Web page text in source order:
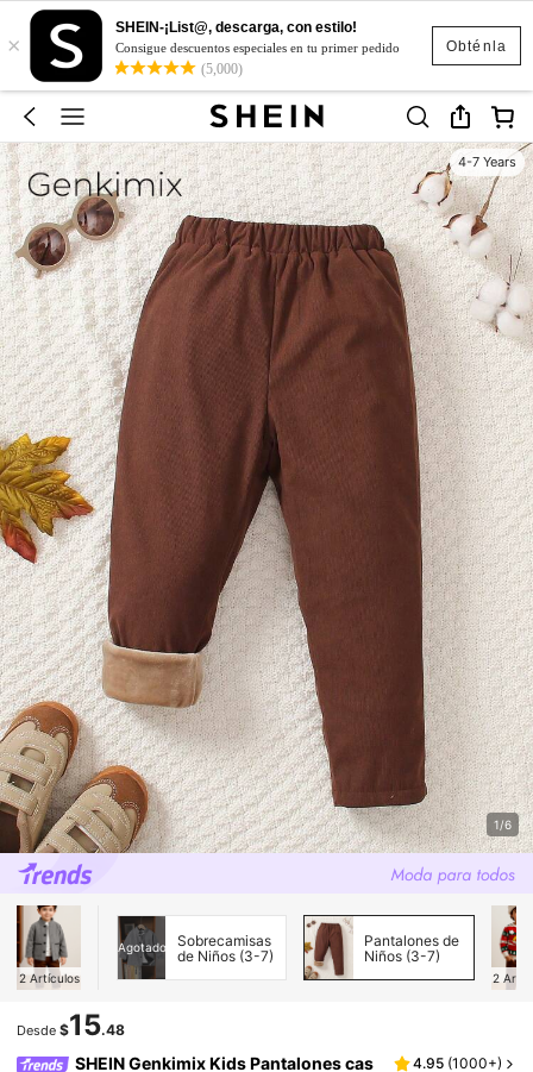
Obténla
×
SHEIN-¡List@, descarga, con estilo!
Consigue descuentos especiales en tu primer pedido
(5,000)
4-7 Years
1/6
2 Artículos
Agotado
Sobrecamisas
de Niños (3-7)
Pantalones de
Niños (3-7)
2
Desde $15.48
SHEIN Genkimix Kids Pantalones cas
4.95 (1000+)